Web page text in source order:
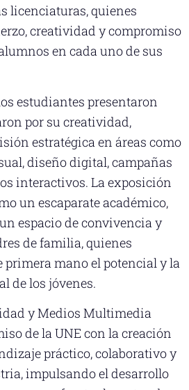
licenciaturas, quienes
creatividad y compromiso
en cada uno de sus
estudiantes presentaron
por su creatividad,
estratégica en áreas como
diseño digital, campañas
interactivos. La exposición
un escaparate académico,
espacio de convivencia y
de familia, quienes
primera mano el potencial y la
de los jóvenes.
y Medios Multimedia
de la UNE con la creación
práctico, colaborativo y
impulsando el desarrollo